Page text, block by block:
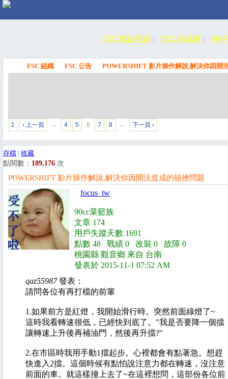
FSC 蝦皮商城 FSC 粉絲團
FSC 組織 FSC 公告 POWERSHIFT 影片操作解說,解決你因開
1 ‹ 上一頁 … 4 5 6 7 8 … 下一頁 ›
存檔 | 收藏
點閱數： 189,176 次
POWERSHIFT 影片操作解說,解決你因開法造成的頓挫問題
focus_tw
90cc菜籃族
文章 174
用戶失蹤天數 1691
點數 48 戰績 0 改裝 0 故障 0
桃園縣 觀音鄉 來自 台南
發表於 2015-11-1 07:52 AM
qaz55987發表：
請問各位有再打檔的前輩
1.如果前方是紅燈，我開始滑行時。突然前面綠燈了~
這時我看轉速很低，已經快到底了。"我是否要降一個擋
讓轉速上升後再補油門，然後再升擋?"
2.在市區時我用手動1擋起步。心裡都會有點著急。想趕
快進入2擋。這個時候有點怕說注意力都在轉速，沒注意
前面的車。就這樣撞上去了~在這裡想問，這部份各位前